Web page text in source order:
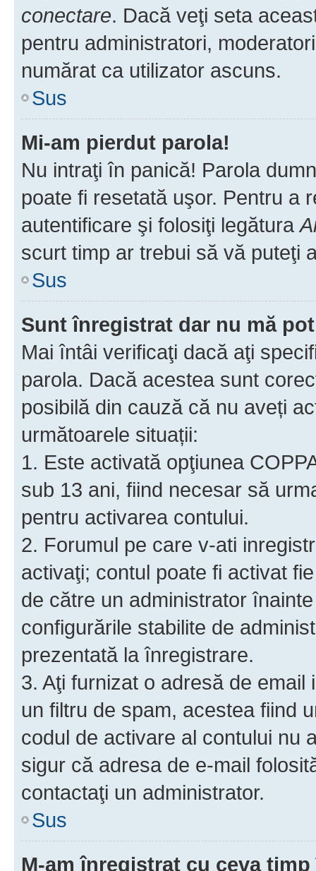
conectare. Dacă veţi seta
pentru administratori,
numărat ca utilizator ascuns.
Sus
Mi-am pierdut parola!
Nu intraţi în panică! Parola
poate fi resetată uşor. Pentru a
autentificare şi folosiţi legătura
scurt timp ar trebui să vă puteţi
Sus
Sunt înregistrat dar nu mă
Mai întâi verificaţi dacă aţi
parola. Dacă acestea sunt
posibilă din cauză că nu aveți
următoarele situații:
1. Este activată opţiunea
sub 13 ani, fiind necesar să
pentru activarea contului.
2. Forumul pe care v-ati
activaţi; contul poate fi activat
de către un administrator
configurările stabilite de
prezentată la înregistrare.
3. Aţi furnizat o adresă de
un filtru de spam, acestea fiind
codul de activare al contului nu
sigur că adresa de e-mail
contactaţi un administrator.
Sus
M-am înregistrat cu ceva